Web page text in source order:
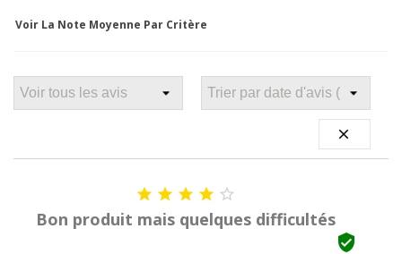
Voir La Note Moyenne Par Critère

    
Bon produit mais quelques difficultés
